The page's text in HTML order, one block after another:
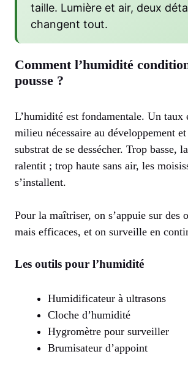
taille. Lumière et air, deux
changent tout.
Comment l’humidité
pousse ?
L’humidité est fondamentale. Un taux
milieu nécessaire au développement
substrat de se dessécher. Trop basse,
ralentit ; trop haute sans air, les
s’installent.
Pour la maîtriser, on s’appuie sur des
mais efficaces, et on surveille en
Les outils pour l’humidité
Humidificateur à ultrasons
Cloche d’humidité
Hygromètre pour surveiller
Brumisateur d’appoint